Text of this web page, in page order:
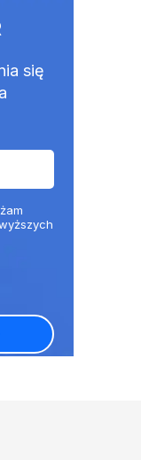
się